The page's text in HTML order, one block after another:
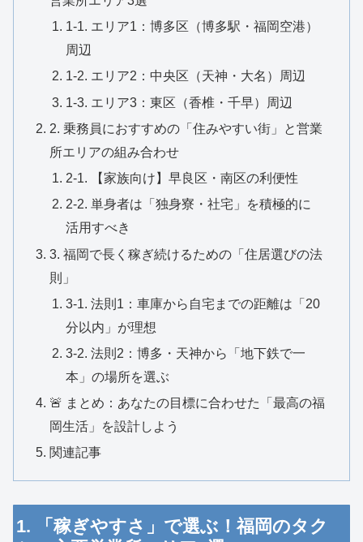
1-1. エリア1：博多区（博多駅・福岡空港）
周辺
1-2. エリア2：中央区（天神・大名）周辺
1-3. エリア3：東区（香椎・千早）周辺
2. 乗務員におすすめの「住みやすい街」と営業
所エリアの組み合わせ
2-1. 【家族向け】早良区・南区の利便性
2-2. 単身者は「独身寮・社宅」を積極的に
活用すべき
3. 福岡で長く稼ぎ続けるための「住居選びの法
則」
3-1. 法則1：車庫から自宅までの距離は「20
分以内」が理想
3-2. 法則2：博多・天神から「地下鉄で一
本」の場所を選ぶ
🚨 まとめ：あなたの目標に合わせた「最高の福
岡生活」を設計しよう
関連記事
1. 「稼ぎやすさ」で選ぶ！福岡のタク